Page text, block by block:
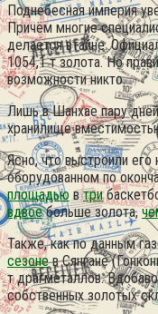
Поднебесная империя
Причём многие
делается втайне.
1054,1 т золота. Но
возможности никто.
Лишь в Шанхае пару
хранилище
Ясно, что выстроили
оборудованном по
площадьювтри
вдвоебольше золота,
Также, как по данным
сезонев Сянгане
т драгметаллов.
собственных золотых